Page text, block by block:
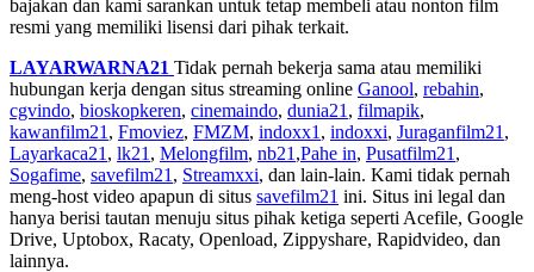
bajakan dan kami sarankan untuk tetap membeli atau nonton film
resmi yang memiliki lisensi dari pihak terkait.
LAYARWARNA21 Tidak pernah bekerja sama atau memiliki
hubungan kerja dengan situs streaming online Ganool, rebahin,
cgvindo, bioskopkeren, cinemaindo, dunia21 , filmapik,
kawanfilm21 , Fmoviez, FMZM, indoxx1 , indoxxi, Juraganfilm21 ,
Layarkaca21 , lk21 , Melongfilm, nb21 ,Pahe in, Pusatfilm21 ,
Sogafime, savefilm21 , Streamxxi, dan lain-lain. Kami tidak pernah
meng-host video apapun di situs savefilm21 ini. Situs ini legal dan
hanya berisi tautan menuju situs pihak ketiga seperti Acefile, Google
Drive, Uptobox, Racaty, Openload, Zippyshare, Rapidvideo, dan
lainnya.